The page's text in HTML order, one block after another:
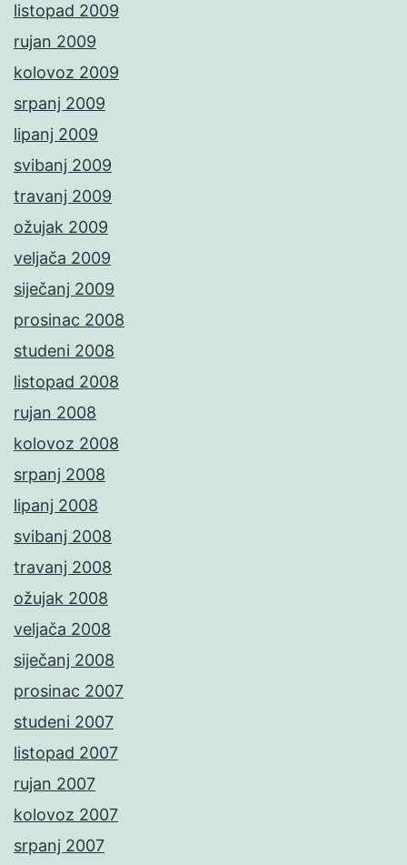
listopad 2009
rujan 2009
kolovoz 2009
srpanj 2009
lipanj 2009
svibanj 2009
travanj 2009
ožujak 2009
veljača 2009
siječanj 2009
prosinac 2008
studeni 2008
listopad 2008
rujan 2008
kolovoz 2008
srpanj 2008
lipanj 2008
svibanj 2008
travanj 2008
ožujak 2008
veljača 2008
siječanj 2008
prosinac 2007
studeni 2007
listopad 2007
rujan 2007
kolovoz 2007
srpanj 2007